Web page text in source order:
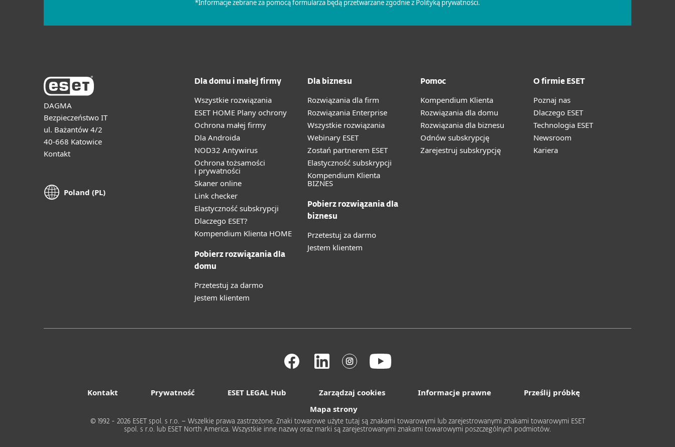
DAGMA
Bezpieczeństwo IT
ul. Bażantów 4/2
40-668 Katowice
Kontakt
Poland (PL)
Dla domu i małej firmy
Wszystkie rozwiązania
ESET HOME Plany ochrony
Ochrona małej firmy
Dla Androida
NOD32 Antywirus
Ochrona tożsamości
i prywatności
Skaner online
Link checker
Elastyczność subskrypcji
Dlaczego ESET?
Kompendium Klienta HOME
Pobierz rozwiązania dla
domu
Przetestuj za darmo
Jestem klientem
Dla biznesu
Rozwiązania dla firm
Rozwiązania Enterprise
Wszystkie rozwiązania
Webinary ESET
Zostań partnerem ESET
Elastyczność subskrypcji
Kompendium Klienta
BIZNES
Pobierz rozwiązania dla
biznesu
Przetestuj za darmo
Jestem klientem
Pomoc
Kompendium Klienta
Rozwiązania dla domu
Rozwiązania dla biznesu
Odnów subskrypcję
Zarejestruj subskrypcję
O firmie ESET
Poznaj nas
Dlaczego ESET
Technologia ESET
Newsroom
Kariera
Kontakt Prywatność ESET LEGAL Hub Zarządzaj cookies Informacje prawne
Prześlij próbkę
Mapa strony
© 1992 - 2026 ESET spol. s r.o. – Wszelkie prawa zastrzeżone. Znaki towarowe użyte tutaj są znakami towarowymi lub zarejestrowanymi znakami towarowymi ESET
spol. s r.o. lub ESET North America. Wszystkie inne nazwy oraz marki są zarejestrowanymi znakami towarowymi poszczególnych podmiotów.